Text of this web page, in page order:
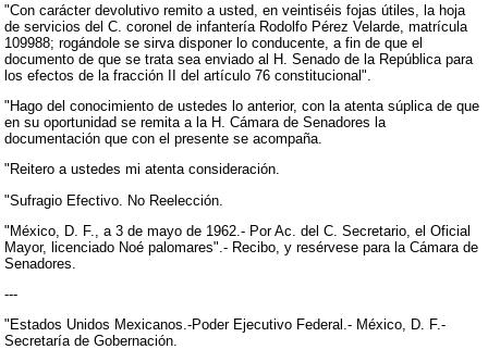
"Con carácter devolutivo remito a usted, en veintiséis fojas útiles, la hoja
de servicios del C. coronel de infantería Rodolfo Pérez Velarde, matrícula
109988; rogándole se sirva disponer lo conducente, a fin de que el
documento de que se trata sea enviado al H. Senado de la República para
los efectos de la fracción II del artículo 76 constitucional".
"Hago del conocimiento de ustedes lo anterior, con la atenta súplica de que
en su oportunidad se remita a la H. Cámara de Senadores la
documentación que con el presente se acompaña.
"Reitero a ustedes mi atenta consideración.
"Sufragio Efectivo. No Reelección.
"México, D. F., a 3 de mayo de 1962.- Por Ac. del C. Secretario, el Oficial
Mayor, licenciado Noé palomares".- Recibo, y resérvese para la Cámara de
Senadores.
---
"Estados Unidos Mexicanos.-Poder Ejecutivo Federal.- México, D. F.-
Secretaría de Gobernación.